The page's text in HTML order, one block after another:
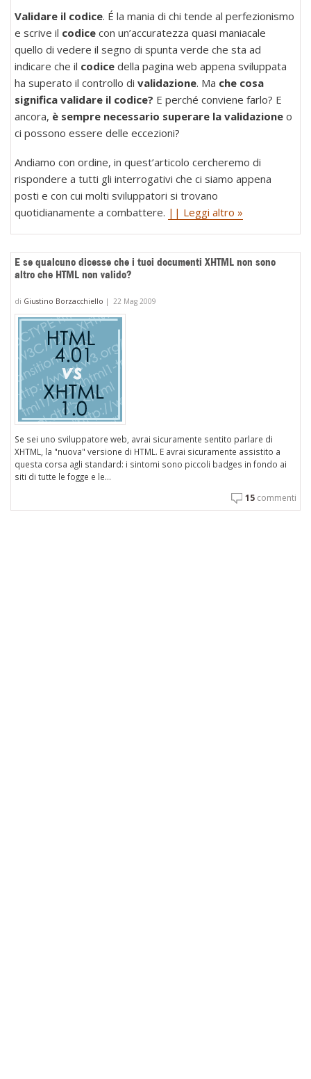
Validare il codice. É la mania di chi tende al perfezionismo
e scrive il codicecon un’accuratezza quasi maniacale
quello di vedere il segno di spunta verde che sta ad
indicare che il codicedella pagina web appena sviluppata
ha superato il controllo di validazione. Ma che cosa
significa validare il codice? E perché conviene farlo? E
ancora, è sempre necessario superare la validazioneo
ci possono essere delle eccezioni?
Andiamo con ordine, in quest’articolo cercheremo di
rispondere a tutti gli interrogativi che ci siamo appena
posti e con cui molti sviluppatori si trovano
quotidianamente a combattere. || Leggi altro »
E se qualcuno dicesse che i tuoi documenti XHTML non sono
altro che HTML non valido?
di Giustino Borzacchiello | 22 Mag 2009
Se sei uno sviluppatore web, avrai sicuramente sentito parlare di
XHTML, la "nuova" versione di HTML. E avrai sicuramente assistito a
questa corsa agli standard: i sintomi sono piccoli badges in fondo ai
siti di tutte le fogge e le...
15 commenti